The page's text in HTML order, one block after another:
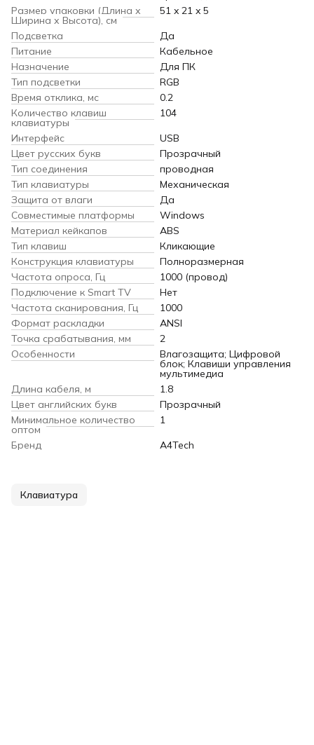
Размер упаковки (Длина х
Ширина х Высота), см
51 x 21 x 5
Подсветка
Да
Питание
Кабельное
Назначение
Для ПК
Тип подсветки
RGB
Время отклика, мс
0.2
Количество клавиш
клавиатуры
104
Интерфейс
USB
Цвет русских букв
Прозрачный
Тип соединения
проводная
Тип клавиатуры
Механическая
Защита от влаги
Да
Совместимые платформы
Windows
Материал кейкапов
ABS
Тип клавиш
Кликающие
Конструкция клавиатуры
Полноразмерная
Частота опроса, Гц
1000 (провод)
Подключение к Smart TV
Нет
Частота сканирования, Гц
1000
Формат раскладки
ANSI
Точка срабатывания, мм
2
Особенности
Влагозащита; Цифровой
блок; Клавиши управления
мультимедиа
Длина кабеля, м
1.8
Цвет английских букв
Прозрачный
Минимальное количество
оптом
1
Бренд
A4Tech
Клавиатура